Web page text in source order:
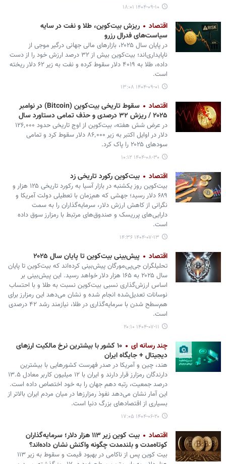
۱۴۰۴-۰۹-۱۰ ۱۸:۰۱
اقتصاد
ریزش بیت‌کوین، طلا و نفت در سایه
سیاست‌های فدرال رزرو
در پایان سال ۲۰۲۵، بازارهای مالی جهانی درگیر موجی از
ناپایداری‌اند؛ بیت‌کوین بیش از ۳۲ درصد ارزش خود را از دست
داده، طلا به ۴۰۱۹ دلار سقوط کرده و نفت به زیر ۶۲ دلار ریخته
است.
۱۴۰۴-۰۹-۰۱ ۱۳:۰۸
اقتصاد
سقوط تاریخی بیت‌کوین (Bitcoin) در نوامبر
۲۰۲۵ / ریزش ۳۲ درصدی و حذف تمامی دستاورد سال
در عرض شش هفته، بیت‌کوین از اوج تاریخی حدود ۱۲۶٬۰۰۰
دلار در اوایل اکتبر به زیر ۸۶٬۰۰۰ دلار سقوط کرد و تمامی
سودهای ۲۰۲۵ را پاک کرد.
۱۴۰۴-۰۸-۳۰ ۱۰:۱۲
اقتصاد بیت‌کوین رکورد تاریخی زد
بیت‌کوین روز یکشنبه در بازار آسیا به رکورد تاریخی ۱۲۵ هزار و
۶۸۹ دلار رسید؛ جهشی که هم‌زمان با تعطیلی دولت آمریکا و
نگرانی از کاهش ارزش دلار، سرمایه‌گذاران را به سمت
دارایی‌های پرریسک و صندوق‌های مرتبط با رمزارز سوق داده
است.
۱۴۰۴-۰۷-۱۳ ۱۴:۳۶
اقتصاد پیش‌بینی بیت‌کوین تا پایان سال ۲۰۲۵
تحلیلگران جی‌پی‌مورگان پیش‌بینی کرده‌اند که بیت‌کوین تا پایان
سال ۲۰۲۵ به ۱۶۵ هزار دلار خواهد رسید. این پیش‌بینی بر
اساس ارزش‌گذاری نسبی بیت‌کوین نسبت به طلا و با احتساب
نوسانات تعدیل‌شده انجام شده و نشان می‌دهد این رمزارز برای
هم‌سطح شدن با سرمایه‌گذاری در طلا، نیازمند رشد ۴۲ درصدی
است.
۱۴۰۴-۰۷-۱۱ ۲۰:۱۰
چند رسانه ای
۱۰ کشور با بیشترین نرخ مالکیت ارزهای
دیجیتال + جایگاه ایران
هند، چین و آمریکا در صدر فهرست کشورهایی با بیشترین
دارندگان رمزارز قرار دارند و ایران با ۱۲ میلیون کاربر معادل ۱۳.۵
درصد جمعیت، رتبه دهم جهان را به خود اختصاص داده است.
این آمار نشان می‌دهد نفوذ رمزارزها در میان مردم ایران بالاتر از
بسیاری از اقتصادهای بزرگ دنیا است.
۱۴۰۴-۰۶-۲۰ ۱۷:۰۵
اقتصاد
بیت‌ کوین زیر ۱۱۳ هزار دلار؛ سرمایه‌گذاران
کوتاه‌مدت و بلندمدت چگونه واکنش نشان داده‌اند؟
بیت‌ کوین پس از ناکامی در بهبود قیمت و سقوط به زیر ۱۱۳